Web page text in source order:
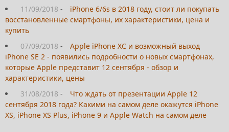
11/09/2018 -
iPhone 6/6s в 2018 году, стоит ли покупать
восстановленные смартфоны, их характеристики, цена и
купить
07/09/2018 -
Apple iPhone XC и возможный выход
iPhone SE 2 - появились подробности о новых смартфонах,
которые Apple представит 12 сентября - обзор и
характеристики, цены
31/08/2018 -
Что ждать от презентации Apple 12
сентября 2018 года? Какими на самом деле окажутся iPhone
XS, iPhone XS Plus, iPhone 9 и Apple Watch на самом деле